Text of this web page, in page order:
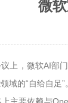
微
上，微软AI部
域的“自给自足”。